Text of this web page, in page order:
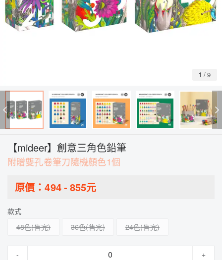
1 /9
【mideer】創意三角色鉛筆
附贈雙孔卷筆刀隨機顏色1個
原價：494- 855元
款式
48色
36色 24色
- +